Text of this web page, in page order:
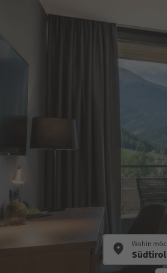
Wohin